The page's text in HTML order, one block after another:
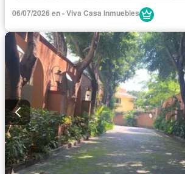
Caseta de vigilancia
Cisterna
Cocina integral
Cuarto de servicio
Estacionamiento
Internet Jacuzzi
Recámara con closet
Seguridad
Terraza
Wifi Zonas verdes Sin
06/07/2026 en - Viva Casa Inmuebles